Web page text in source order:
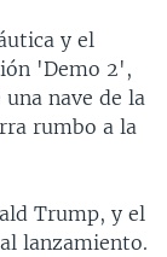
y el
'Demo 2',
nave de la
rumbo a la
Trump, y el
lanzamiento.